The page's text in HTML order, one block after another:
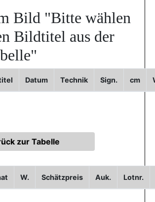
Bild "Bitte wählen
Bildtitel aus der
Datum Technik Sign. cm
W. Schätzpreis Auk. Lotnr.